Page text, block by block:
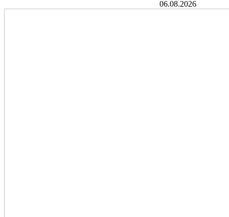
06.08.2026